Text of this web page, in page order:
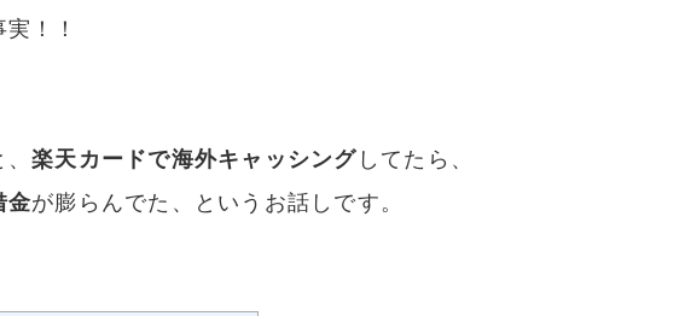
！！
、楽天カードで海外キャッシング してたら、
金が膨らんでた、というお話しです。